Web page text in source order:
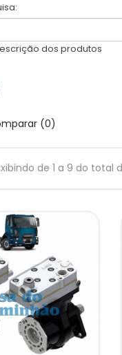
dos produtos
(0)
de 1 a 9 do total